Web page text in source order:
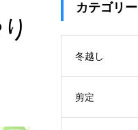
カテゴリー
冬越し
剪定